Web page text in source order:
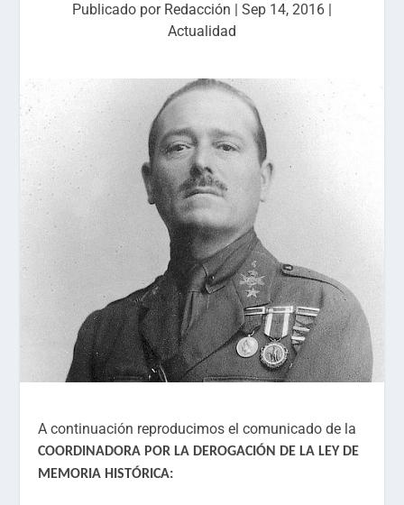
Publicado por Redacción | Sep 14, 2016 |
Actualidad
A continuación reproducimos el comunicado de la
COORDINADORA POR LA DEROGACIÓN DE LA LEY DE
MEMORIA HISTÓRICA: